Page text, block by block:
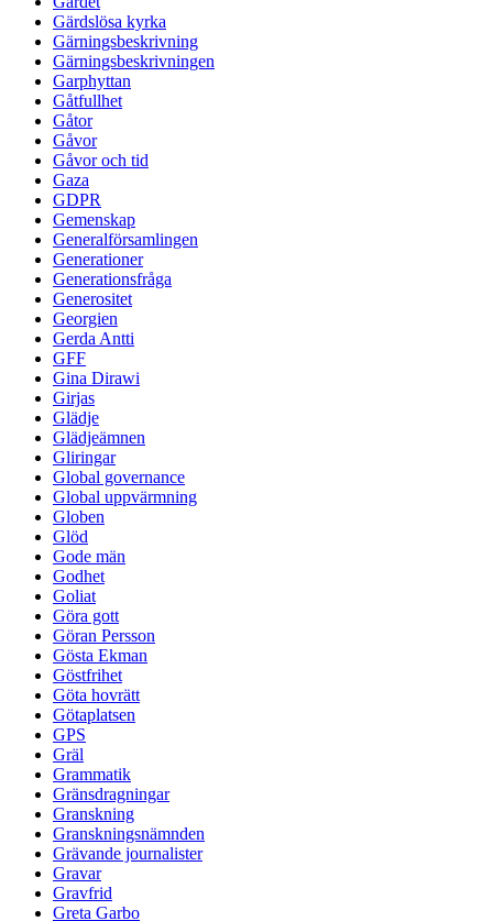
Gärdslösa kyrka
Gärningsbeskrivning
Gärningsbeskrivningen
Garphyttan
Gåtfullhet
Gåtor
Gåvor
Gåvor och tid
Gaza
GDPR
Gemenskap
Generalförsamlingen
Generationer
Generationsfråga
Generositet
Georgien
Gerda Antti
GFF
Gina Dirawi
Girjas
Glädje
Glädjeämnen
Gliringar
Global governance
Global uppvärmning
Globen
Glöd
Gode män
Godhet
Goliat
Göra gott
Göran Persson
Gösta Ekman
Göstfrihet
Göta hovrätt
Götaplatsen
GPS
Gräl
Grammatik
Gränsdragningar
Granskning
Granskningsnämnden
Grävande journalister
Gravar
Gravfrid
Greta Garbo